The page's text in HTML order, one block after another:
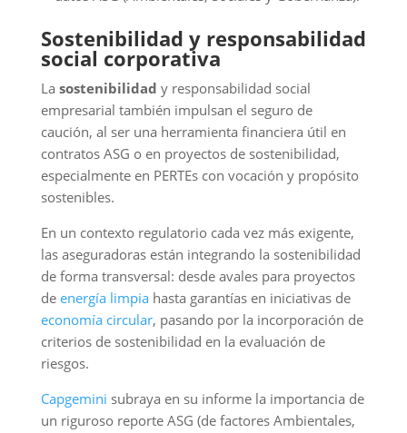
Sostenibilidad y responsabilidad
social corporativa
La sostenibilidad y responsabilidad social
empresarial también impulsan el seguro de
caución, al ser una herramienta financiera útil en
contratos ASG o en proyectos de sostenibilidad,
especialmente en PERTEs con vocación y propósito
sostenibles.
En un contexto regulatorio cada vez más exigente,
las aseguradoras están integrando la sostenibilidad
de forma transversal: desde avales para proyectos
de energía limpiahasta garantías en iniciativas de
economía circular, pasando por la incorporación de
criterios de sostenibilidad en la evaluación de
riesgos.
Capgemini subraya en su informe la importancia de
un riguroso reporte ASG (de factores Ambientales,